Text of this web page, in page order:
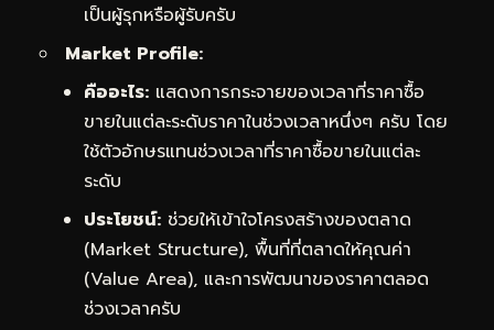
เป็นผู้รุกหรือผู้รับครับ
Market Profile:
คืออะไร: แสดงการกระจายของเวลาที่ราคาซื้อ
ขายในแต่ละระดับราคาในช่วงเวลาหนึ่งๆ ครับ โดย
ใช้ตัวอักษรแทนช่วงเวลาที่ราคาซื้อขายในแต่ละ
ระดับ
ประโยชน์: ช่วยให้เข้าใจโครงสร้างของตลาด
(Market Structure), พื้นที่ที่ตลาดให้คุณค่า
(Value Area), และการพัฒนาของราคาตลอด
ช่วงเวลาครับ